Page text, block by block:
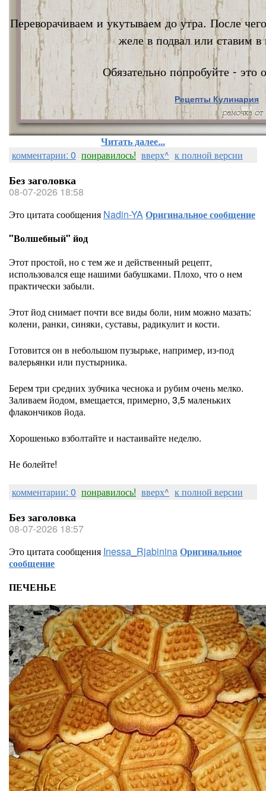
Переворачиваем и укутываем до утра. После
желе в подвал или ставим в
Обязательно попробуйте - это
Рецепты Кулинария
Nata Vi
Читать далее...
комментарии: 0 понравилось! вверх^ к полной версии
Без заголовка
08-07-2026 18:58
Это цитата сообщения Nadin-YAОригинальное сообщение
"Волшебный" йод
Этот простой, но с тем же и действенный рецепт,
использовался еще нашими бабушками. Плохо, что о нем
практически забыли.
Этот йод снимает почти все виды боли, ним можно мазать:
колени, ранки, синяки, суставы, радикулит и кости.
Готовится он в небольшом пузырьке, например, из-под
валерьянки или пустырника.
Берем три средних зубчика чеснока и рубим очень мелко.
Заливаем йодом, вмещается, примерно, 3,5 маленьких
флакончиков йода.
Хорошенько взболтайте и настаивайте неделю.
Не болейте!
комментарии: 0 понравилось! вверх^ к полной версии
Без заголовка
08-07-2026 18:57
Это цитата сообщения Inessa_RjabininaОригинальное
сообщение
ПЕЧЕНЬЕ